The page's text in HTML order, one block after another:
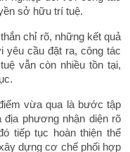
sở hữu trí tuệ.
chỉ rõ, những kết quả
cầu đặt ra, công tác
vẫn còn nhiều tồn tại,
vừa qua là bước tập
phương nhận diện rõ
tiếp tục hoàn thiện thể
dựng cơ chế phối hợp